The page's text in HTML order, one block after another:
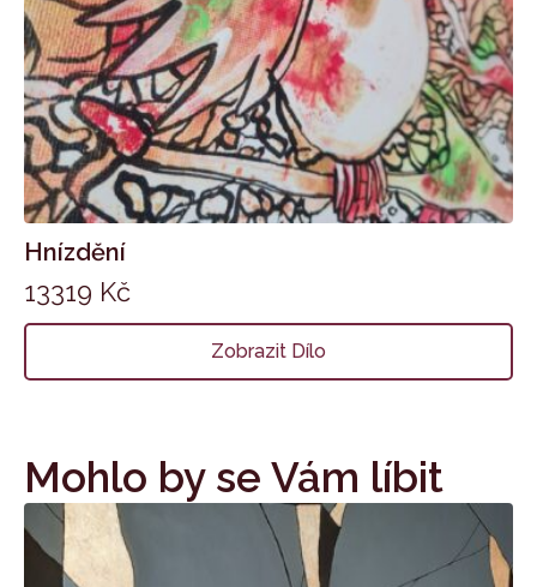
Hnízdění
13319 Kč
Zobrazit Dílo
Mohlo by se Vám líbit